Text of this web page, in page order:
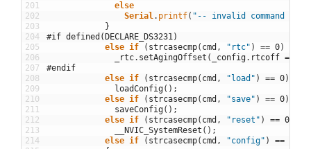
201
202
203
204
205
206
207
208
209
210
211
212
213
214
else
Serial. printf( "-- invalid command --
}
#if defined(DECLARE_DS3231)
else if ( strcasecmp( cmd , "rtc" ) == 0)
_rtc. setAgingOffset ( _config. rtcoff =
#endif
else if ( strcasecmp( cmd , "load" ) == 0)
loadConfig( ) ;
else if ( strcasecmp( cmd , "save" ) == 0)
saveConfig( ) ;
else if ( strcasecmp( cmd , "reset" ) == 0
__NVIC_SystemReset ( ) ;
else if ( strcasecmp( cmd , "config" ) ==